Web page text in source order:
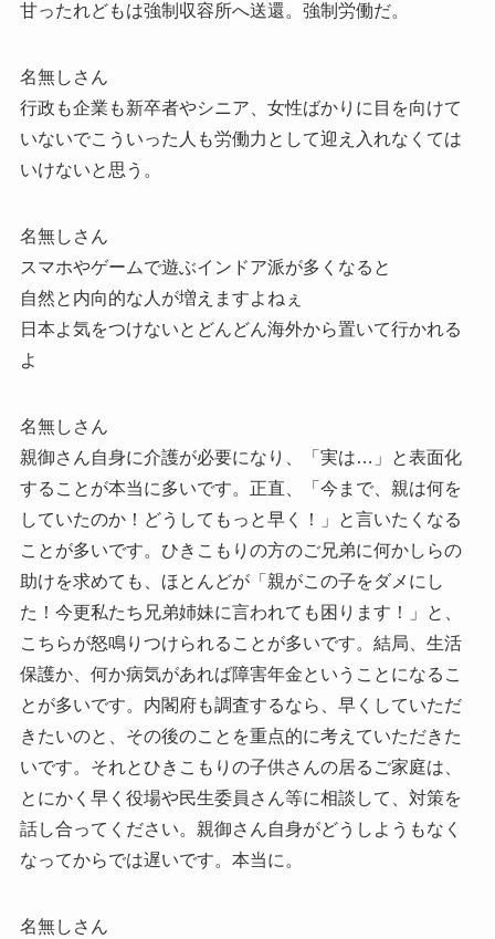
甘ったれどもは強制収容所へ送還。強制労働だ。
名無しさん
行政も企業も新卒者やシニア、女性ばかりに目を向けて
いないでこういった人も労働力として迎え入れなくては
いけないと思う。
名無しさん
スマホやゲームで遊ぶインドア派が多くなると
自然と内向的な人が増えますよねぇ
日本よ気をつけないとどんどん海外から置いて行かれる
よ
名無しさん
親御さん自身に介護が必要になり、「実は…」と表面化
することが本当に多いです。正直、「今まで、親は何を
していたのか！どうしてもっと早く！」と言いたくなる
ことが多いです。ひきこもりの方のご兄弟に何かしらの
助けを求めても、ほとんどが「親がこの子をダメにし
た！今更私たち兄弟姉妹に言われても困ります！」と、
こちらが怒鳴りつけられることが多いです。結局、生活
保護か、何か病気があれば障害年金ということになるこ
とが多いです。内閣府も調査するなら、早くしていただ
きたいのと、その後のことを重点的に考えていただきた
いです。それとひきこもりの子供さんの居るご家庭は、
とにかく早く役場や民生委員さん等に相談して、対策を
話し合ってください。親御さん自身がどうしようもなく
なってからでは遅いです。本当に。
名無しさん